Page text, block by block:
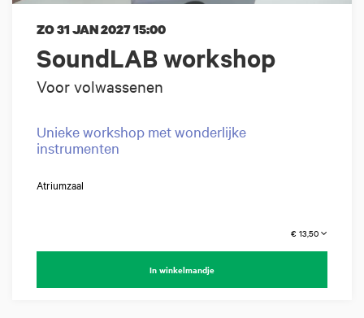
SoundLAB workshop
Voor volwassenen
ZO 31 JAN 202715:00
Unieke workshop met wonderlijke
instrumenten
Atriumzaal
€ 13,50
In winkelmandje